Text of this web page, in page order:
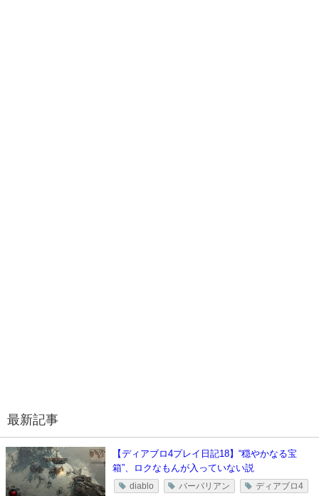
最新記事
【ディアブロ4プレイ日記18】“穏やかなる宝
箱”、ロクなもんが入っていない説
diablo バーバリアン ディアブロ4